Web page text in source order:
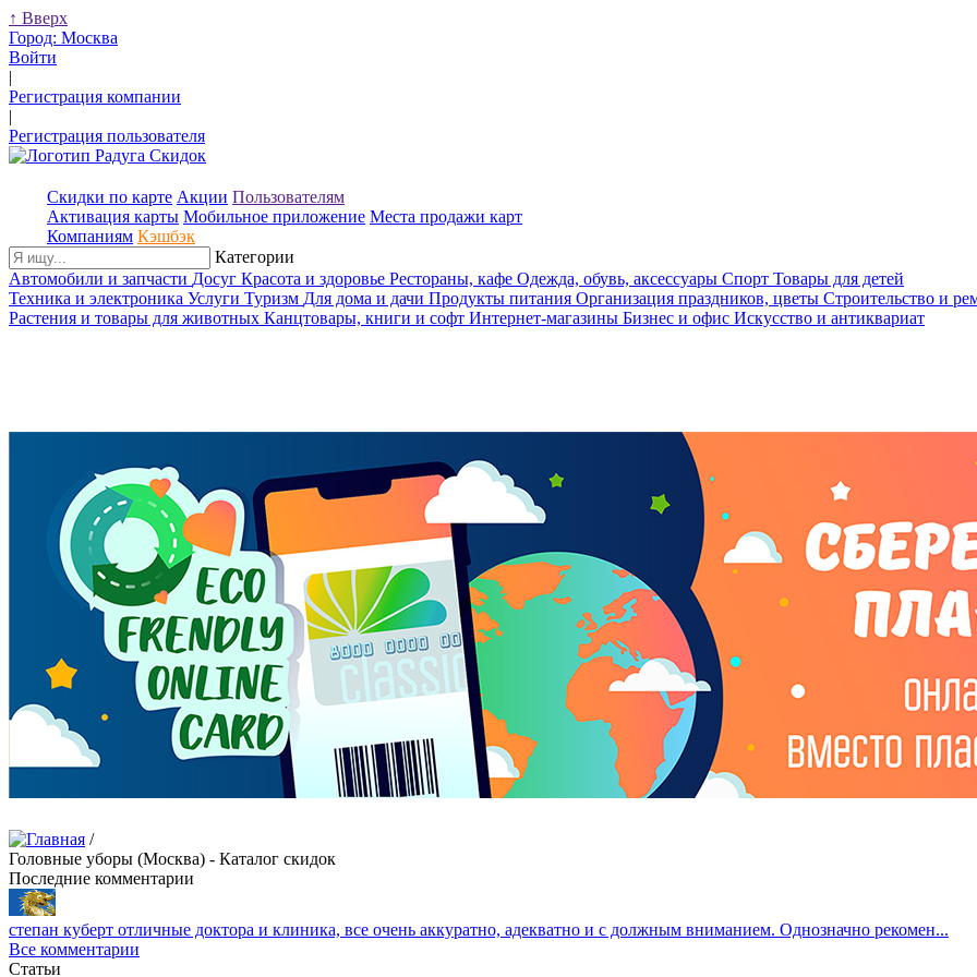
↑ Вверх
Город: Москва
Войти
|
Регистрация компании
|
Регистрация пользователя
Скидки по карте Акции Пользователям
Активация карты Мобильное приложение Места продажи карт
Компаниям Кэшбэк
Категории
Автомобили и запчасти Досуг Красота и здоровье Рестораны, кафе Одежда, обувь, аксессуары Спорт Товары для детей
Техника и электроника Услуги Туризм Для дома и дачи Продукты питания Организация праздников, цветы Строительство и
Растения и товары для животных Канцтовары, книги и софт Интернет-магазины Бизнес и офис Искусство и антиквариат
/
Головные уборы (Москва) - Каталог скидок
Последние комментарии
степан куберт отличные доктора и клиника, все очень аккуратно, адекватно и с должным вниманием. Однозначно рекомен...
Все комментарии
Статьи